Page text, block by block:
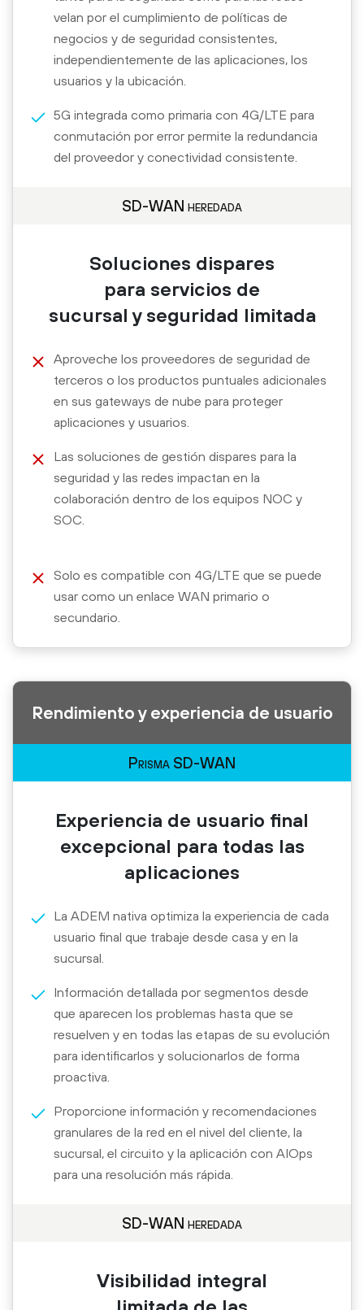
velan por el cumplimiento de políticas de
negocios y de seguridad consistentes,
independientemente de las aplicaciones, los
usuarios y la ubicación.
5G integrada como primaria con 4G/LTE para
conmutación por error permite la redundancia
del proveedor y conectividad consistente.
SD-WAN heredada
Soluciones dispares
para servicios de
sucursal y seguridad limitada
Aproveche los proveedores de seguridad de
terceros o los productos puntuales adicionales
en sus gateways de nube para proteger
aplicaciones y usuarios.
Las soluciones de gestión dispares para la
seguridad y las redes impactan en la
colaboración dentro de los equipos NOC y
SOC.
Solo es compatible con 4G/LTE que se puede
usar como un enlace WAN primario o
secundario.
Rendimiento y experiencia de usuario
Prisma SD-WAN
Experiencia de usuario final
excepcional para todas las
aplicaciones
La ADEM nativa optimiza la experiencia de cada
usuario final que trabaje desde casa y en la
sucursal.
Información detallada por segmentos desde
que aparecen los problemas hasta que se
resuelven y en todas las etapas de su evolución
para identificarlos y solucionarlos de forma
proactiva.
Proporcione información y recomendaciones
granulares de la red en el nivel del cliente, la
sucursal, el circuito y la aplicación con AIOps
para una resolución más rápida.
SD-WAN heredada
Visibilidad integral